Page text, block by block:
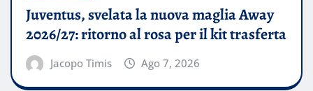
Juventus, svelata la nuova maglia Away
2026/27: ritorno al rosa per il kit trasferta
Jacopo Timis Ago 7, 2026